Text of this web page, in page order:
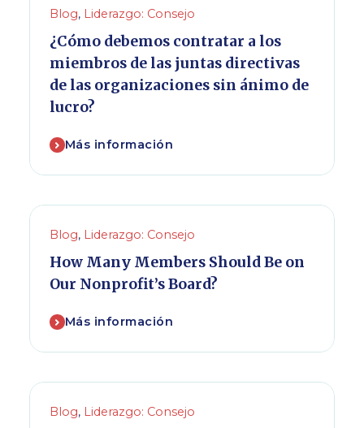
Blog, Liderazgo: Consejo
¿Cómo debemos contratar a los
miembros de las juntas directivas
de las organizaciones sin ánimo de
lucro?
Más información
Blog, Liderazgo: Consejo
How Many Members Should Be on
Our Nonprofit’s Board?
Más información
Blog, Liderazgo: Consejo